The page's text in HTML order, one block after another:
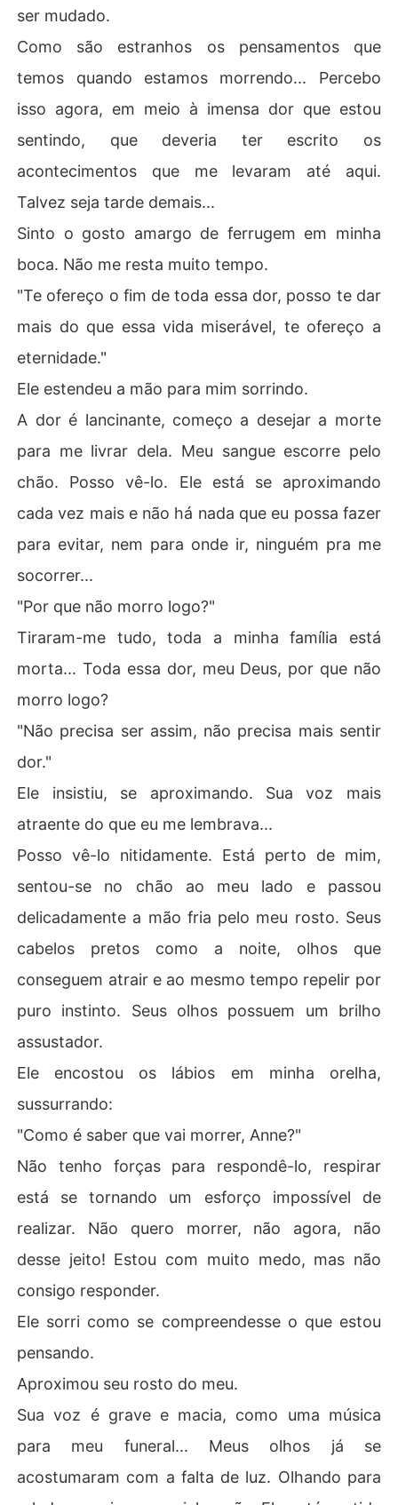
ser mudado.
Como são estranhos os pensamentos que
temos quando estamos morrendo... Percebo
isso agora, em meio à imensa dor que estou
sentindo, que deveria ter escrito os
acontecimentos que me levaram até aqui.
Talvez seja tarde demais...
Sinto o gosto amargo de ferrugem em minha
boca. Não me resta muito tempo.
"Te ofereço o fim de toda essa dor, posso te dar
mais do que essa vida miserável, te ofereço a
eternidade."
Ele estendeu a mão para mim sorrindo.
A dor é lancinante, começo a desejar a morte
para me livrar dela. Meu sangue escorre pelo
chão. Posso vê-lo. Ele está se aproximando
cada vez mais e não há nada que eu possa fazer
para evitar, nem para onde ir, ninguém pra me
socorrer...
"Por que não morro logo?"
Tiraram-me tudo, toda a minha família está
morta... Toda essa dor, meu Deus, por que não
morro logo?
"Não precisa ser assim, não precisa mais sentir
dor."
Ele insistiu, se aproximando. Sua voz mais
atraente do que eu me lembrava...
Posso vê-lo nitidamente. Está perto de mim,
sentou-se no chão ao meu lado e passou
delicadamente a mão fria pelo meu rosto. Seus
cabelos pretos como a noite, olhos que
conseguem atrair e ao mesmo tempo repelir por
puro instinto. Seus olhos possuem um brilho
assustador.
Ele encostou os lábios em minha orelha,
sussurrando:
"Como é saber que vai morrer, Anne?"
Não tenho forças para respondê-lo, respirar
está se tornando um esforço impossível de
realizar. Não quero morrer, não agora, não
desse jeito! Estou com muito medo, mas não
consigo responder.
Ele sorri como se compreendesse o que estou
pensando.
Aproximou seu rosto do meu.
Sua voz é grave e macia, como uma música
para meu funeral... Meus olhos já se
acostumaram com a falta de luz. Olhando para